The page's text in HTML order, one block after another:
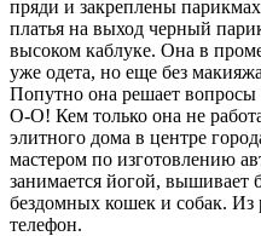
пряди и закреплены
платья на выход черный
высоком каблуке. Она в
уже одета, но еще без
Попутно она решает
О-О! Кем только она не
элитного дома в центре
мастером по изготовлению
занимается йогой, вышивает
бездомных кошек и собак. Из
телефон.